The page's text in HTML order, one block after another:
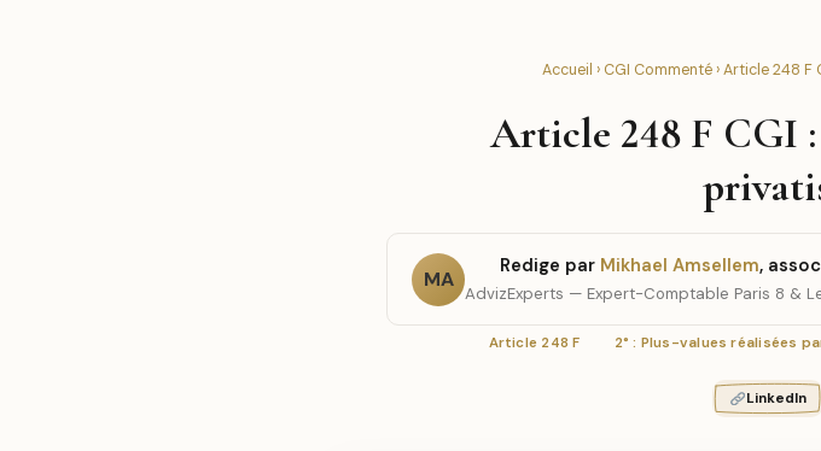
Accueil › CGI Commenté› Article 248
Article 248 F CGI
MA
Redige par Mikhael Amsellem,
AdvizExperts — Expert-Comptable Paris 8 &
Article 248 F 2° : Plus-values réalisées
LinkedIn